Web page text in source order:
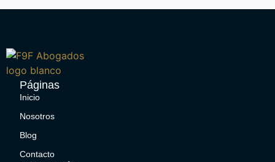
Páginas
Inicio
Nosotros
Blog
Contacto